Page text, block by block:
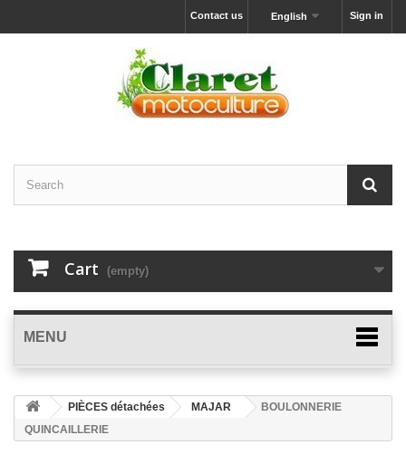
Sign in
English
Contact us
Cart (empty)
MENU
PIÈCES détachées MAJAR
BOULONNERIE
QUINCAILLERIE